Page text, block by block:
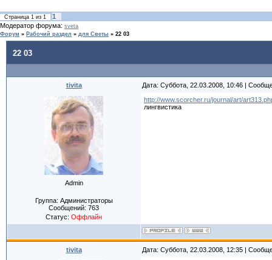
Страница 1 из 1
1
Модератор форума: sveta
Форум » Рабочий раздел » для Светы » 22 03
22 03
tivita Дата: Суббота, 22.03.2008, 10:46 |
Admin
Группа: Администраторы
Сообщений: 763
Статус: Оффлайн
http://www.scorcher.ru/journal/art/
лингвистика
tivita Дата: Суббота, 22.03.2008, 12:35 |